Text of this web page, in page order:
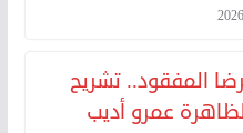
المفقود.. تشريح
عمرو أديب